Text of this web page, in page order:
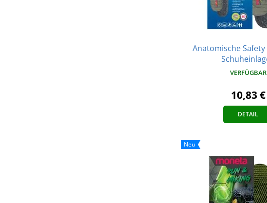
Anatomische
VERFÜGBAR
10,83 €
DETAIL
Neu